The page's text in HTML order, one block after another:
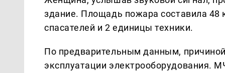
здание. Площадь пожара составила 48
спасателей и 2 единицы техники.
По предварительным данным,
эксплуатации электрооборудования.